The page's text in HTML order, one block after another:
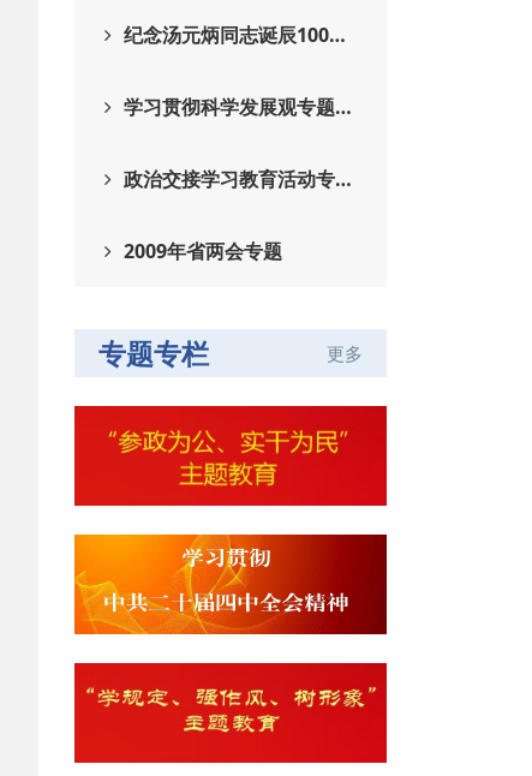
纪念汤元炳同志诞辰100…
学习贯彻科学发展观专题…
政治交接学习教育活动专…
2009年省两会专题
专题专栏 更多